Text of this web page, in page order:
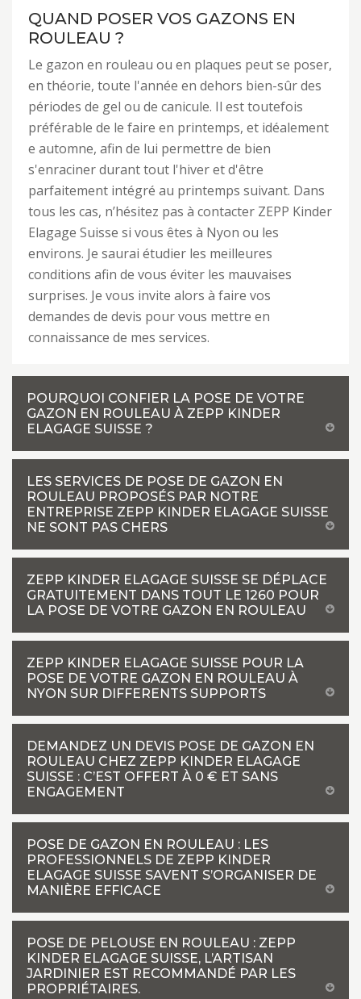
QUAND POSER VOS GAZONS EN
ROULEAU ?
Le gazon en rouleau ou en plaques peut se poser,
en théorie, toute l'année en dehors bien-sûr des
périodes de gel ou de canicule. Il est toutefois
préférable de le faire en printemps, et idéalement
e automne, afin de lui permettre de bien
s'enraciner durant tout l'hiver et d'être
parfaitement intégré au printemps suivant. Dans
tous les cas, n’hésitez pas à contacter ZEPP Kinder
Elagage Suisse si vous êtes à Nyon ou les
environs. Je saurai étudier les meilleures
conditions afin de vous éviter les mauvaises
surprises. Je vous invite alors à faire vos
demandes de devis pour vous mettre en
connaissance de mes services.
POURQUOI CONFIER LA POSE DE VOTRE
GAZON EN ROULEAU À ZEPP KINDER
ELAGAGE SUISSE ?
LES SERVICES DE POSE DE GAZON EN
ROULEAU PROPOSÉS PAR NOTRE
ENTREPRISE ZEPP KINDER ELAGAGE SUISSE
NE SONT PAS CHERS
ZEPP KINDER ELAGAGE SUISSE SE DÉPLACE
GRATUITEMENT DANS TOUT LE 1260 POUR
LA POSE DE VOTRE GAZON EN ROULEAU
ZEPP KINDER ELAGAGE SUISSE POUR LA
POSE DE VOTRE GAZON EN ROULEAU À
NYON SUR DIFFERENTS SUPPORTS
DEMANDEZ UN DEVIS POSE DE GAZON EN
ROULEAU CHEZ ZEPP KINDER ELAGAGE
SUISSE : C’EST OFFERT À 0 € ET SANS
ENGAGEMENT
POSE DE GAZON EN ROULEAU : LES
PROFESSIONNELS DE ZEPP KINDER
ELAGAGE SUISSE SAVENT S’ORGANISER DE
MANIÈRE EFFICACE
POSE DE PELOUSE EN ROULEAU : ZEPP
KINDER ELAGAGE SUISSE, L’ARTISAN
JARDINIER EST RECOMMANDÉ PAR LES
PROPRIÉTAIRES.